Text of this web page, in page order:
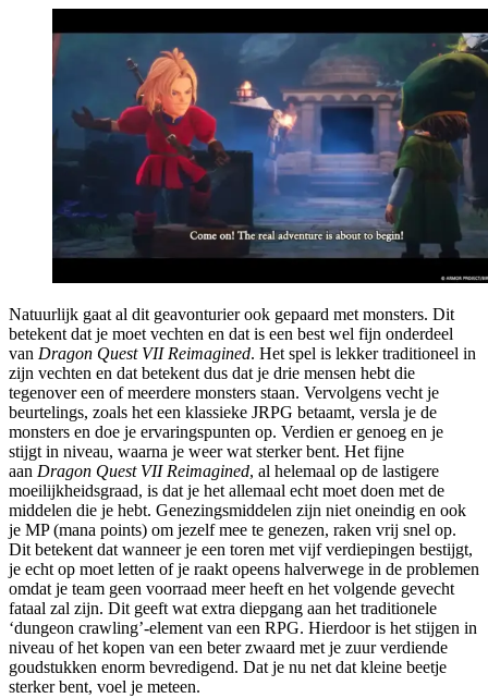
Natuurlijk gaat al dit geavonturier ook gepaard met monsters. Dit
betekent dat je moet vechten en dat is een best wel fijn onderdeel
van Dragon Quest VII Reimagined. Het spel is lekker traditioneel in
zijn vechten en dat betekent dus dat je drie mensen hebt die
tegenover een of meerdere monsters staan. Vervolgens vecht je
beurtelings, zoals het een klassieke JRPG betaamt, versla je de
monsters en doe je ervaringspunten op. Verdien er genoeg en je
stijgt in niveau, waarna je weer wat sterker bent. Het fijne
aan Dragon Quest VII Reimagined, al helemaal op de lastigere
moeilijkheidsgraad, is dat je het allemaal echt moet doen met de
middelen die je hebt. Genezingsmiddelen zijn niet oneindig en ook
je MP (mana points) om jezelf mee te genezen, raken vrij snel op.
Dit betekent dat wanneer je een toren met vijf verdiepingen bestijgt,
je echt op moet letten of je raakt opeens halverwege in de problemen
omdat je team geen voorraad meer heeft en het volgende gevecht
fataal zal zijn. Dit geeft wat extra diepgang aan het traditionele
‘dungeon crawling’-element van een RPG. Hierdoor is het stijgen in
niveau of het kopen van een beter zwaard met je zuur verdiende
goudstukken enorm bevredigend. Dat je nu net dat kleine beetje
sterker bent, voel je meteen.